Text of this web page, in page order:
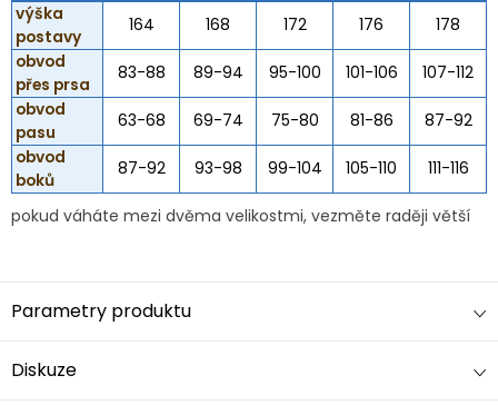
výška
postavy
164 168 172 176
178
obvod
přes prsa
83-88 89-94 95-100 101-106
107-112
obvod
pasu
63-68 69-74 75-80 81-86
87-92
obvod
boků
87-92 93-98 99-104 105-110 111-116
pokud váháte mezi dvěma velikostmi, vezměte raději větší
Parametry produktu
Diskuze